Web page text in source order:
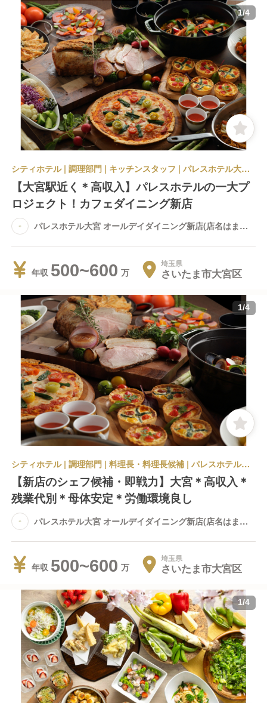
1/4
シティホテル | 調理部門 | キッチンスタッフ | パレスホテル大宮 オールデイダイニング新店(店名はまだ未定です)
【大宮駅近く＊高収入】パレスホテルの一大プ
ロジェクト！カフェダイニング新店
パレスホテル大宮 オールデイダイニング新店(店名はまだ
年収 500~600 埼玉県
さいたま市大宮区
1/4
シティホテル | 調理部門 | 料理長・料理長候補 | パレスホテル大宮 オールデイダイニング新店(店名はまだ未定です)
【新店のシェフ候補・即戦力】大宮＊高収入＊
残業代別＊母体安定＊労働環境良し
パレスホテル大宮 オールデイダイニング新店(店名はまだ
年収 500~600 埼玉県
さいたま市大宮区
1/4